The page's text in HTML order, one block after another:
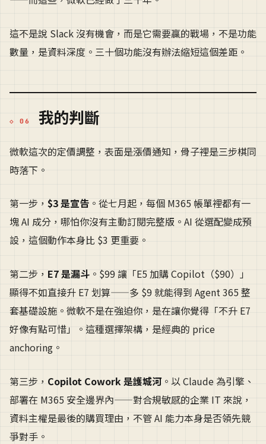
這不是說 Slack 沒有機會，而是它需要贏的戰場，不是功能
數量，是資料深度。三十個功能沒有辦法縮短這個差距。
我的判斷
微軟這次的定價調整，表面是漲價通知，骨子裡是三步棋同
時落下。
第一步， $3 是宣告 。從七月起，每個 M365 帳單裡都有一
塊 AI 成分，哪怕你沒有主動訂閱完整版。AI 從選配變成預
設，這個動作本身比 $3 更重要。
第二步， E7 是漏斗 。$99 讓「E5 加購 Copilot（$90）」
顯得不如直接升 E7 划算——多 $9 就能得到 Agent 365 整
套基礎設施。微軟不是在強迫你，是在讓你覺得「不升 E7
好像有點可惜」。這種選擇架構，是經典的 price
anchoring。
第三步， Copilot Cowork 是護城河 。以 Claude 為引擎、
部署在 M365 安全邊界內——對合規敏感的企業 IT 來說，
資料主權是最後的購買理由，不管 AI 能力本身是否領先競
爭對手。